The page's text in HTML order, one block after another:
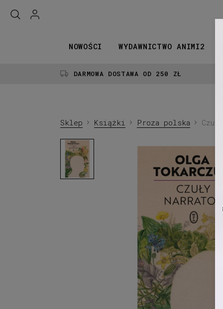
NOWOŚCI WYDAWNICTWO ANIMI2
DARMOWA DOSTAWA OD 250 ZŁ
Sklep Książki Proza polska